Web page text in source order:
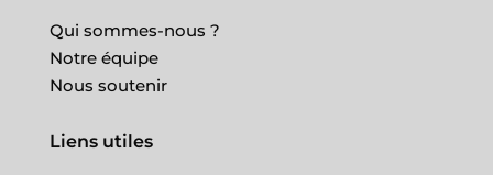
Qui sommes-nous ?
Notre équipe
Nous soutenir
Liens utiles